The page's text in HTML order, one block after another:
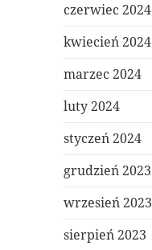
czerwiec 2024
kwiecień 2024
marzec 2024
luty 2024
styczeń 2024
grudzień 2023
wrzesień 2023
sierpień 2023